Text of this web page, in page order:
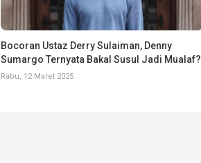
Bocoran Ustaz Derry Sulaiman, Denny
Sumargo Ternyata Bakal Susul Jadi Mualaf?
Rabu, 12 Maret 2025